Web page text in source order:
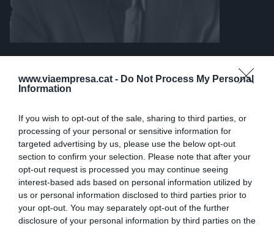
www.viaempresa.cat - Do Not Process My Personal
Information
If you wish to opt-out of the sale, sharing to third parties, or
processing of your personal or sensitive information for
targeted advertising by us, please use the below opt-out
section to confirm your selection. Please note that after your
opt-out request is processed you may continue seeing
interest-based ads based on personal information utilized by
us or personal information disclosed to third parties prior to
your opt-out. You may separately opt-out of the further
disclosure of your personal information by third parties on the
ARTÍCULOS PUBLICADOS
INNOVACIÓN
Y todo fue Cloud!
20 de diciembre de 2019
LA OPINIÓN